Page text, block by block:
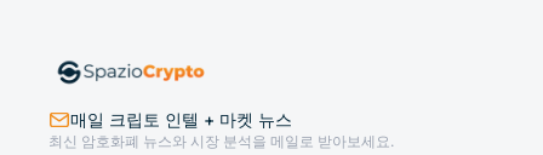
매일 크립토 인텔 + 마켓 뉴스
최신 암호화폐 뉴스와 시장 분석을 메일로 받아보세요.